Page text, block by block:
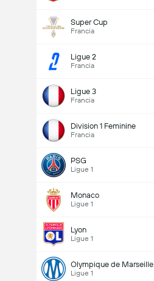
Super Cup
Francia
Ligue 2
Francia
Ligue 3
Francia
Division 1 Feminine
Francia
PSG
Ligue 1
Monaco
Ligue 1
Lyon
Ligue 1
Olympique de Marseille
Ligue 1